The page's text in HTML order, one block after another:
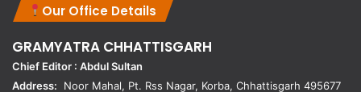
Our Office Details
GRAMYATRA CHHATTISGARH
Chief Editor : Abdul Sultan
Address: Noor Mahal, Pt. Rss Nagar, Korba, Chhattisgarh 495677